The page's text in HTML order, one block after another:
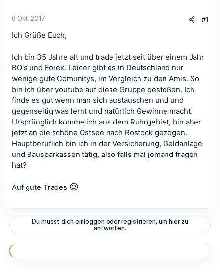
6 Okt. 2017 #1
Ich Grüße Euch,
Ich bin 35 Jahre alt und trade jetzt seit über einem Jahr
BO's und Forex. Leider gibt es in Deutschland nur
wenige gute Comunitys, im Vergleich zu den Amis. So
bin ich über youtube auf diese Gruppe gestoßen. Ich
finde es gut wenn man sich austauschen und und
gegenseitig was lernt und natürlich Gewinne macht.
Ursprünglich komme ich aus dem Ruhrgebiet, bin aber
jetzt an die schöne Ostsee nach Rostock gezogen.
Hauptberuflich bin ich in der Versicherung, Geldanlage
und Bausparkassen tätig, also falls mal jemand fragen
hat?
Auf gute Trades 😉
Du musst dich einloggen oder registrieren, um hier zu
antworten.